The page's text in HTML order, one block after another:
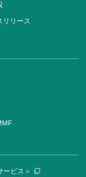
リリース
ービス＞